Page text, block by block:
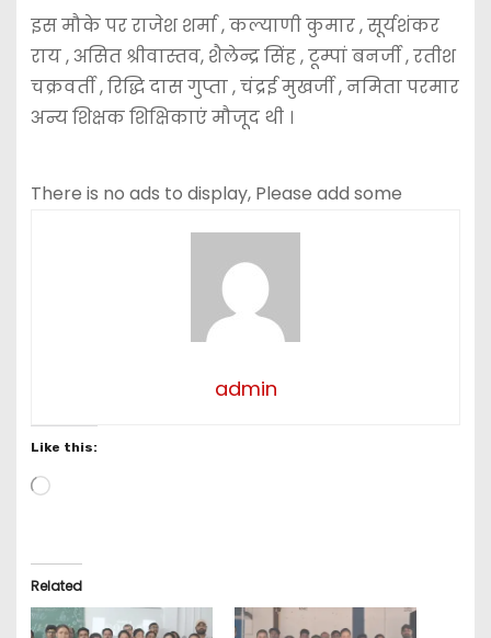
इस मौके पर राजेश शर्मा , कल्याणी कुमार , सूर्यशंकर
राय , असित श्रीवास्तव, शैलेन्द्र सिंह , टूम्पां बनर्जी , रतीश
चक्रवर्ती , रिद्धि दास गुप्ता , चंद्रई मुखर्जी , नमिता परमार
अन्य शिक्षक शिक्षिकाएं मौजूद थी ।
There is no ads to display, Please add some
admin
Like this:
L
i
n
Related